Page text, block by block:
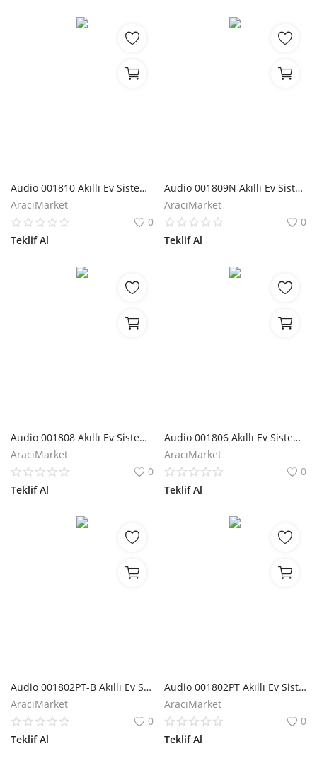
Audio 001810 Akıllı Ev Sistemi Otomasyon Beyni
AracıMarket
0
Teklif Al
Audio 001809N Akıllı Ev Sistemi Anahtar Arkası Input Modülü
AracıMarket
0
Teklif Al
Audio 001808 Akıllı Ev Sistemi Tv ve Klima Kontrol Modülü
AracıMarket
0
Teklif Al
Audio 001806 Akıllı Ev Sistemi Klima Modülü
AracıMarket
0
Teklif Al
Audio 001802PT-B Akıllı Ev Sistemi Pano Tipi Lamba Modülü
AracıMarket
0
Teklif Al
Audio 001802PT Akıllı Ev Sistemi Pano Tipi 2 li Lamba Modülü
AracıMarket
0
Teklif Al